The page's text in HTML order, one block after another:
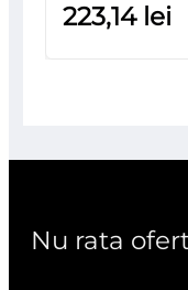
la
223,14 lei
Nu rata